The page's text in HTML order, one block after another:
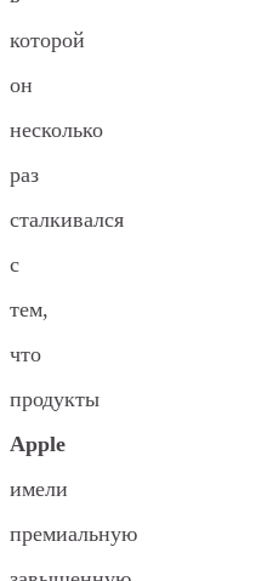
которой
он
несколько
раз
сталкивался
с
тем,
что
продукты
Apple
имели
премиальную